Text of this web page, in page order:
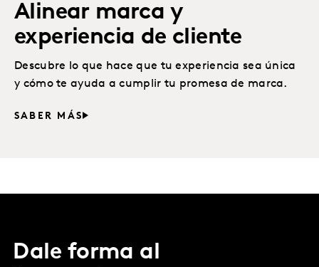
Alinear marca y
experiencia de cliente
Descubre lo que hace que tu experiencia sea única
y cómo te ayuda a cumplir tu promesa de marca.
SABER MÁS
Dale forma al